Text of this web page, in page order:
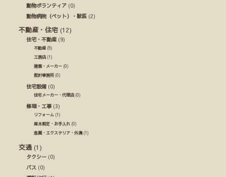
動物ボランティア (0)
動物病院（ペット）・獣医 (2)
不動産・住宅 (12)
住宅・不動産 (9)
不動産 (9)
工務店 (1)
建築・メーカー (0)
設計事務所(0)
住宅設備(0)
住宅メーカー・代理店 (0)
修理・工事(3)
リフォーム (1)
庭木剪定・お手入れ (0)
造園・エクステリア・外溝(1)
交通 (1)
タクシー (0)
バス (0)